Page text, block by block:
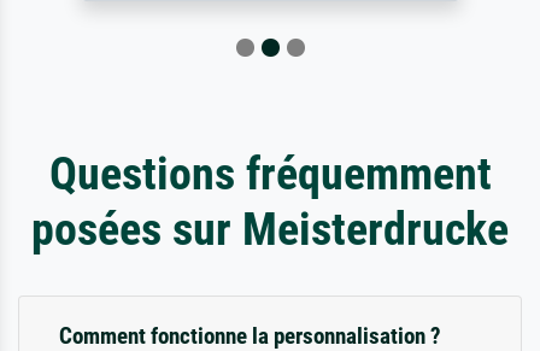
Questions fréquemment
posées sur Meisterdrucke
Comment fonctionne la personnalisation ?